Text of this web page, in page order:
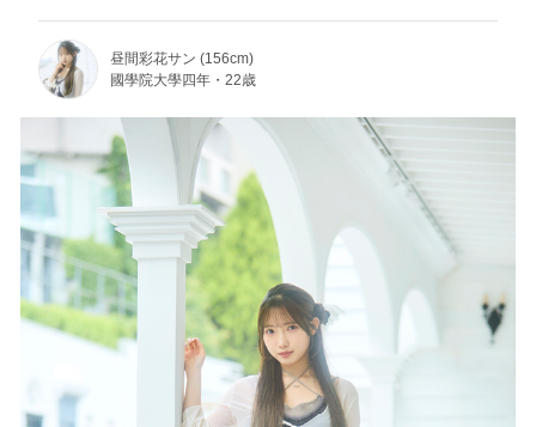
昼間彩花サン (156cm)
國學院大學四年・22歳